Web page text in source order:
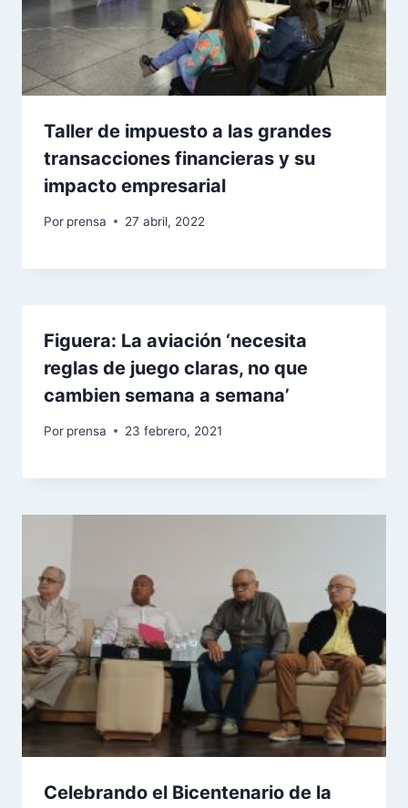
Taller de impuesto a las grandes
transacciones financieras y su
impacto empresarial
Por prensa 27 abril, 2022
Figuera: La aviación ‘necesita
reglas de juego claras, no que
cambien semana a semana’
Por prensa 23 febrero, 2021
Celebrando el Bicentenario de la